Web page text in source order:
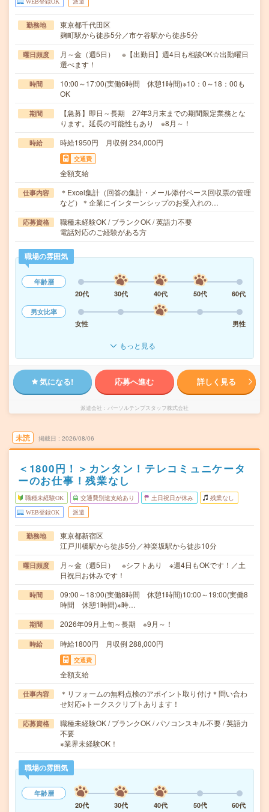
WEB登録OK 派遣
勤務地
東京都千代田区
麹町駅から徒歩5分／市ケ谷駅から徒歩5分
曜日頻度
月～金（週5日） ※【出勤日】週4日も相談OK☆出勤曜日
選べます！
時間
10:00～17:00(実働6時間 休憩1時間)※10：0～18：00も
OK
期間
【急募】即日～長期 27年3月末までの期間限定業務とな
ります。延長の可能性もあり ※8月～！
時給 時給1950円 月収例 234,000円
交通費
全額支給
仕事内容
＊Excel集計（回答の集計・メール添付ベース回収票の管理
など）＊企業にインターンシップのお受入れの…
応募資格
職種未経験OK / ブランクOK / 英語力不要
電話対応のご経験がある方
職場の雰囲気
年齢層
20代
30代 40代 50代
60代
男女比率
女性
男性
もっと見る
気になる! 応募へ進む 詳しく見る
派遣会社 パーソルテンプスタッフ株式会社
未読 掲載日 2026/08/06
＜1800円！＞カンタン！テレコミュニケータ
ーのお仕事！残業なし
職種未経験OK 交通費別途支給あり 土日祝日が休み 残業なし
WEB登録OK 派遣
勤務地
東京都新宿区
江戸川橋駅から徒歩5分／神楽坂駅から徒歩10分
曜日頻度
月～金（週5日） ※シフトあり ※週4日もOKです！／土
日祝日お休みです！
時間
09:00～18:00(実働8時間 休憩1時間)10:00～19:00(実働8
時間 休憩1時間)※時…
期間 2026年09月上旬～長期 ※9月～！
時給 時給1800円 月収例 288,000円
交通費
全額支給
仕事内容
＊リフォームの無料点検のアポイント取り付け＊問い合わ
せ対応※トークスクリプトあります！
応募資格
職種未経験OK / ブランクOK / パソコンスキル不要 / 英語力
不要
※業界未経験OK！
職場の雰囲気
年齢層
20代
30代 40代 50代
60代